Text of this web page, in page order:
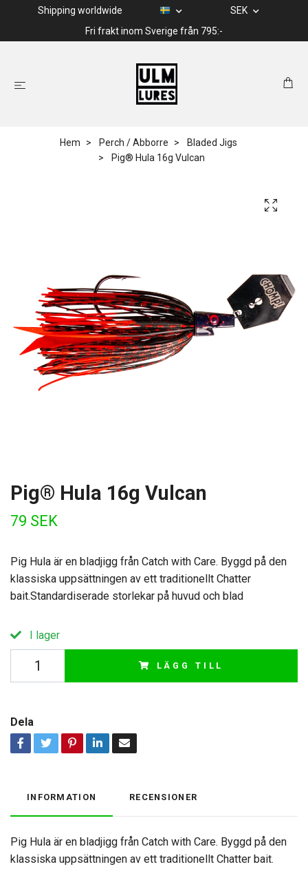
Shipping worldwide
SEK
Fri frakt inom Sverige från 795:-
Hem Perch / Abborre
Bladed Jigs
Pig® Hula 16g Vulcan
Pig® Hula 16g Vulcan
79 SEK
Pig Hula är en bladjigg från Catch with Care. Byggd på den
klassiska uppsättningen av ett traditionellt Chatter
bait.Standardiserade storlekar på huvud och blad
I lager
LÄGG TILL
Dela
INFORMATION RECENSIONER
Pig Hula är en bladjigg från Catch with Care. Byggd på den
klassiska uppsättningen av ett traditionellt Chatter bait.